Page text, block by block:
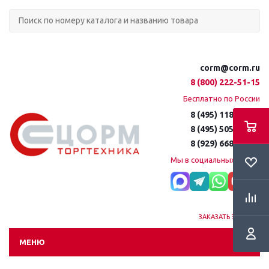
corm@corm.ru
8 (800) 222-51-15
Бесплатно по России
8 (495) 118-61-16
8 (495) 505-51-15
8 (929) 668-95-35
Мы в социальных сетях:
ЗАКАЗАТЬ ЗВОНОК
МЕНЮ